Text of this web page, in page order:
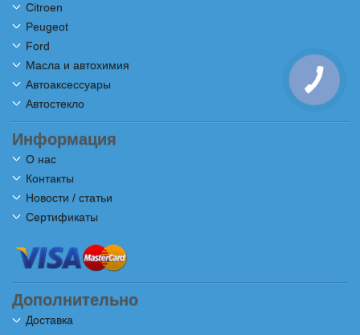
Citroen
Peugeot
Ford
Масла и автохимия
Автоаксессуары
Автостекло
Информация
О нас
Контакты
Новости / статьи
Сертификаты
Дополнительно
Доставка